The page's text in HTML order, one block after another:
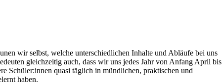
wir selbst, welche unterschiedlichen Inhalte und Abläufe bei uns
gleichzeitig auch, dass wir uns jedes Jahr von Anfang April bis
Schüler:innen quasi täglich in mündlichen, praktischen und
haben.